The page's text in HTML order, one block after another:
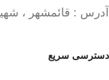
آدرس : قائمشهر ، شهید
دسترسی سریع